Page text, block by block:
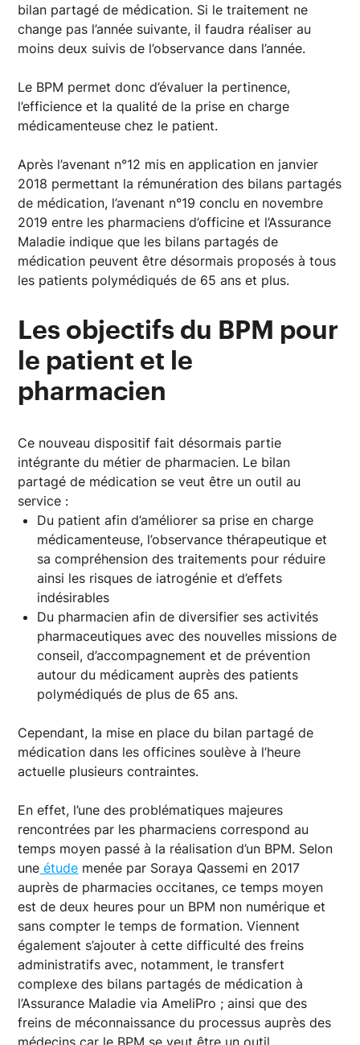
bilan partagé de médication. Si le traitement ne
change pas l’année suivante, il faudra réaliser au
moins deux suivis de l’observance dans l’année.
Le BPM permet donc d’évaluer la pertinence,
l’efficience et la qualité de la prise en charge
médicamenteuse chez le patient.
Après l’avenant n°12 mis en application en janvier
2018 permettant la rémunération des bilans partagés
de médication, l’avenant n°19 conclu en novembre
2019 entre les pharmaciens d’officine et l’Assurance
Maladie indique que les bilans partagés de
médication peuvent être désormais proposés à tous
les patients polymédiqués de 65 ans et plus.
Les objectifs du BPM pour
le patient et le
pharmacien
Ce nouveau dispositif fait désormais partie
intégrante du métier de pharmacien. Le bilan
partagé de médication se veut être un outil au
service :
Du patient afin d’améliorer sa prise en charge
médicamenteuse, l’observance thérapeutique et
sa compréhension des traitements pour réduire
ainsi les risques de iatrogénie et d’effets
indésirables
Du pharmacien afin de diversifier ses activités
pharmaceutiques avec des nouvelles missions de
conseil, d’accompagnement et de prévention
autour du médicament auprès des patients
polymédiqués de plus de 65 ans.
Cependant, la mise en place du bilan partagé de
médication dans les officines soulève à l’heure
actuelle plusieurs contraintes.
En effet, l’une des problématiques majeures
rencontrées par les pharmaciens correspond au
temps moyen passé à la réalisation d’un BPM. Selon
une étude menée par Soraya Qassemi en 2017
auprès de pharmacies occitanes, ce temps moyen
est de deux heures pour un BPM non numérique et
sans compter le temps de formation. Viennent
également s’ajouter à cette difficulté des freins
administratifs avec, notamment, le transfert
complexe des bilans partagés de médication à
l’Assurance Maladie via AmeliPro ; ainsi que des
freins de méconnaissance du processus auprès des
médecins car le BPM se veut être un outil